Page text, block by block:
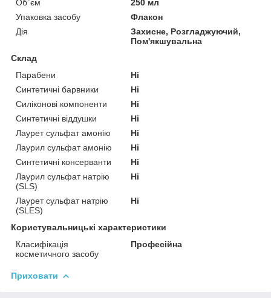
Об`єм
250 мл
Упаковка засобу
Флакон
Дія
Захисне, Розгладжуючий,
Пом'якшувальна
Склад
Парабени
Ні
Синтетичні барвники
Ні
Силіконові компоненти
Ні
Синтетичні віддушки
Ні
Лаурет сульфат амонію
Ні
Лаурил сульфат амонію
Ні
Синтетичні консерванти
Ні
Лаурил сульфат натрію
(SLS)
Ні
Лаурет сульфат натрію
(SLES)
Ні
Користувальницькі характеристики
Класифікація
косметичного засобу
Професійна
Приховати